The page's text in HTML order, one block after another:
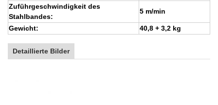
Zuführgeschwindigkeit des
Stahlbandes:
5 m/min
Gewicht: 40,8 + 3,2 kg
Detaillierte Bilder